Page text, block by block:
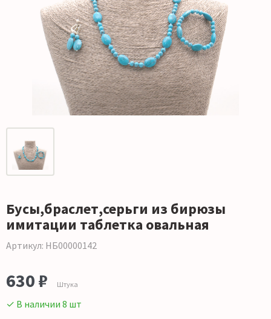
Бусы,браслет,серьги из бирюзы
имитации таблетка овальная
Артикул: НБ00000142
630 ₽ Штука
✓ В наличии 8 шт